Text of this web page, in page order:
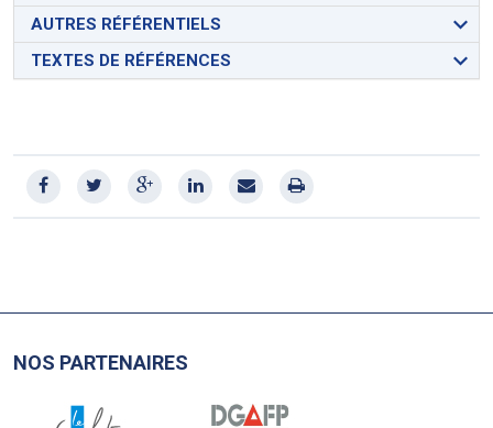
AUTRES RÉFÉRENTIELS
TEXTES DE RÉFÉRENCES
NOS PARTENAIRES